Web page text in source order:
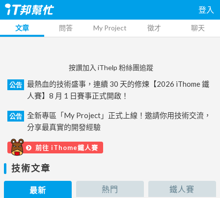
登入
文章 問答 My Project 徵才 聊天
按讚加入 iThelp 粉絲團追蹤
公告
最熱血的技術盛事，連續 30 天的修煉【2026 iThome 鐵
人賽】8 月 1 日賽事正式開啟！
公告
全新專區「My Project」正式上線！邀請你用技術交流，
分享最真實的開發經驗
前往 iThome鐵人賽
技術文章
最新 熱門 鐵人賽